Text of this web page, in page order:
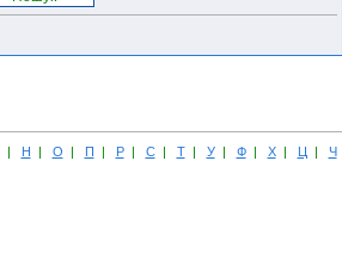
| Н | О | П | Р| С| Т| У| Ф| Х| Ц | Ч